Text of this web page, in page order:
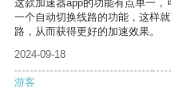
这款加速器app的功能有点单一
一个自动切换线路的功能，这样
路，从而获得更好的加速效果。
2024-09-18
游客